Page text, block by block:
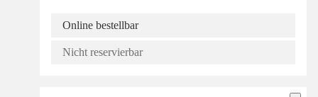
Online bestellbar
Nicht reservierbar